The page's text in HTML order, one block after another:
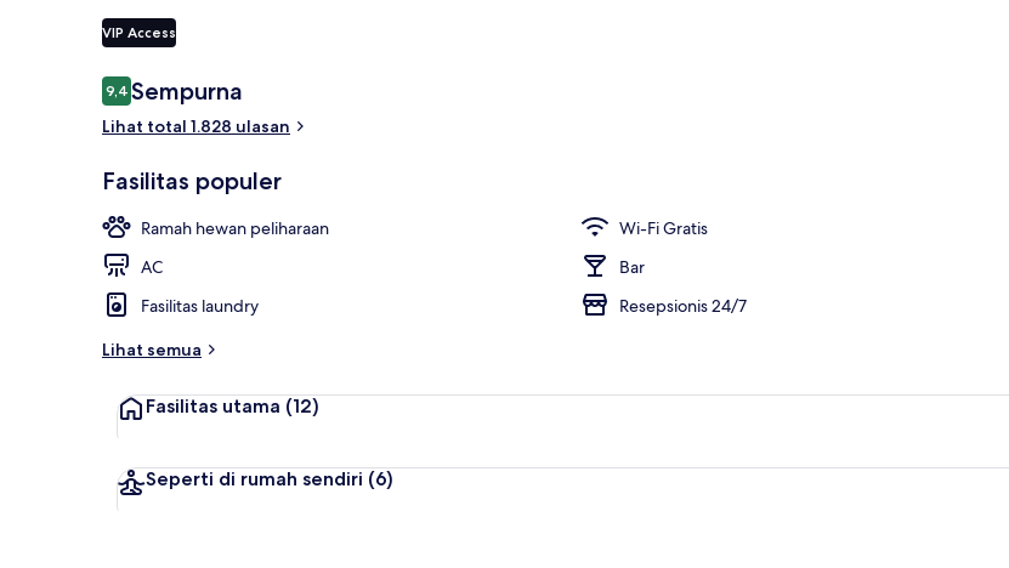
VIP Access
Ulasan
9,49,4 dari 10
Sempurna
Lihat total 1.828 ulasan
Fasilitas populer
Ramah hewan peliharaan
Wi-Fi Gratis
AC
Bar
Fasilitas laundry
Resepsionis 24/7
Lihat semua
Fasilitas utama (12)
Seperti di rumah sendiri (6)